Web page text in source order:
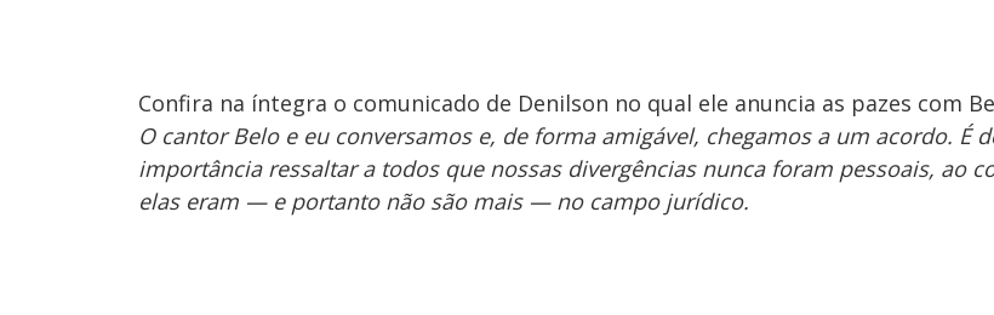
Confira na íntegra o comunicado de Denilson no qual ele anuncia as pazes com
O cantor Belo e eu conversamos e, de forma amigável, chegamos a um acordo. É
importância ressaltar a todos que nossas divergências nunca foram pessoais, ao
elas eram — e portanto não são mais — no campo jurídico.